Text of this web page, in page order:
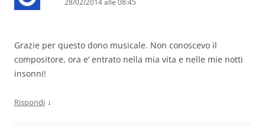
28/02/2014 alle 08:45
Grazie per questo dono musicale. Non conoscevo il
compositore, ora e’ entrato nella mia vita e nelle mie notti
insonni!
Rispondi ↓